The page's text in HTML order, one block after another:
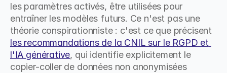
les paramètres activés, être utilisées pour
entraîner les modèles futurs. Ce n'est pas une
les recommandations de la CNIL sur le RGPD et
l'IA générative, qui identifie explicitement le
copier-coller de données non anonymisées